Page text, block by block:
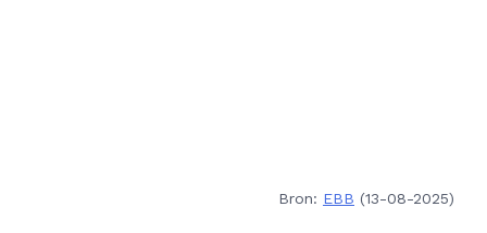
Bron: EBB (13-08-2025)